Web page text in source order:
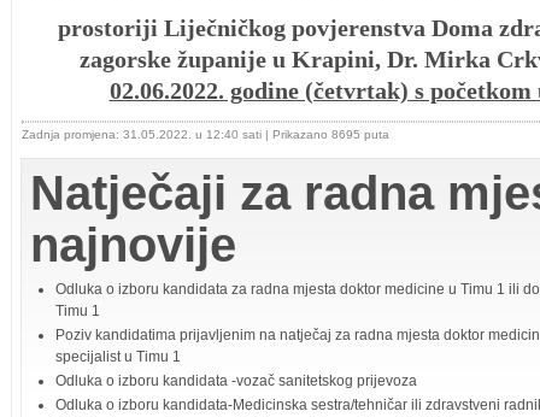
prostoriji Liječničkog povjerenstva Doma
zagorske županije u Krapini, Dr. Mirka
02.06.2022. godine (četvrtak) s početkom
Zadnja promjena: 31.05.2022. u 12:40 sati | Prikazano 8695 puta
Natječaji za radna
najnovije
Odluka o izboru kandidata za radna mjesta doktor medicine u Timu 1 ili
Timu 1
Poziv kandidatima prijavljenim na natječaj za radna mjesta doktor
specijalist u Timu 1
Odluka o izboru kandidata -vozač sanitetskog prijevoza
Odluka o izboru kandidata-Medicinska sestra/tehničar ili zdravstveni